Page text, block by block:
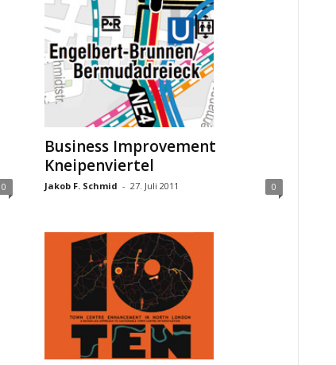
0
Business Improvement
Kneipenviertel
Jakob F. Schmid - 27. Juli 2011 0